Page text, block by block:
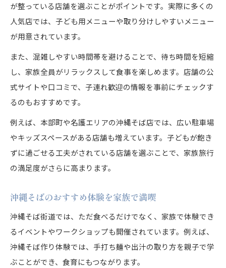
が整っている店舗を選ぶことがポイントです。実際に多くの
人気店では、子ども用メニューや取り分けしやすいメニュー
が用意されています。
また、混雑しやすい時間帯を避けることで、待ち時間を短縮
し、家族全員がリラックスして食事を楽しめます。店舗の公
式サイトや口コミで、子連れ歓迎の情報を事前にチェックす
るのもおすすめです。
例えば、本部町や名護エリアの沖縄そば店では、広い駐車場
やキッズスペースがある店舗も増えています。子どもが飽き
ずに過ごせる工夫がされている店舗を選ぶことで、家族旅行
の満足度がさらに高まります。
沖縄そばのおすすめ体験を家族で満喫
沖縄そば街道では、ただ食べるだけでなく、家族で体験でき
るイベントやワークショップも開催されています。例えば、
沖縄そば作り体験では、手打ち麺や出汁の取り方を親子で学
ぶことができ、食育にもつながります。